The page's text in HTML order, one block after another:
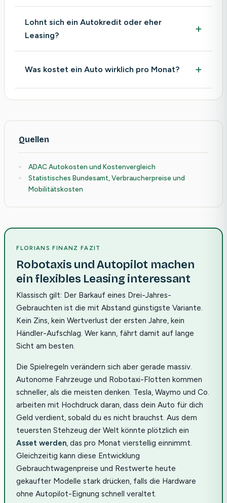
Lohnt sich ein Autokredit oder eher
Leasing?
Was kostet ein Auto wirklich pro Monat?
Quellen
ADAC Autokosten und Kostenvergleich
Statistisches Bundesamt, Verbraucherpreise und
Mobilitätskosten
FLORIANS FINANZ FAZIT
Robotaxis und Autopilot machen
ein flexibles Leasing interessant
Klassisch gilt: Der Barkauf eines Drei-Jahres-
Gebrauchten ist die mit Abstand günstigste Variante.
Kein Zins, kein Wertverlust der ersten Jahre, kein
Händler-Aufschlag. Wer kann, fährt damit auf lange
Sicht am besten.
Die Spielregeln verändern sich aber gerade massiv.
Autonome Fahrzeuge und Robotaxi-Flotten kommen
schneller, als die meisten denken. Tesla, Waymo und Co.
arbeiten mit Hochdruck daran, dass dein Auto für dich
Geld verdient, sobald du es nicht brauchst. Aus dem
teuersten Stehzeug der Welt könnte plötzlich ein
Asset werden, das pro Monat vierstellig einnimmt.
Gleichzeitig kann diese Entwicklung
Gebrauchtwagenpreise und Restwerte heute
gekaufter Modelle stark drücken, falls die Hardware
ohne Autopilot-Eignung schnell veraltet.